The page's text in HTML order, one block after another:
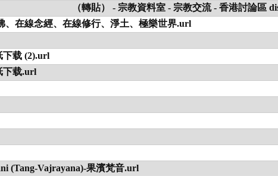
（轉貼） - 宗教資料室 - 宗教交流 - 香港討論區
在線念經、在線修行、淨土、極樂世界.url
下载 (2).url
下载.url
(Tang-Vajrayana)-果濱梵音.url